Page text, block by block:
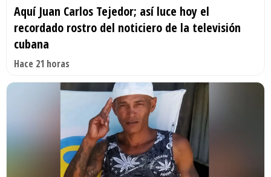
Aquí Juan Carlos Tejedor; así luce hoy el
recordado rostro del noticiero de la televisión
cubana
Hace 21 horas